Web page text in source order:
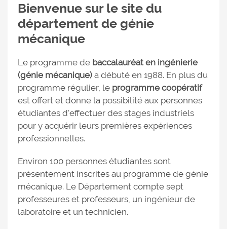
Bienvenue sur le site du
département de génie
mécanique
Le programme de baccalauréat en ingénierie
(génie mécanique) a débuté en 1988. En plus du
programme régulier, le programme coopératif
est offert et donne la possibilité aux personnes
étudiantes d'effectuer des stages industriels
pour y acquérir leurs premières expériences
professionnelles.
Environ 100 personnes étudiantes sont
présentement inscrites au programme de génie
mécanique. Le Département compte sept
professeures et professeurs, un ingénieur de
laboratoire et un technicien.